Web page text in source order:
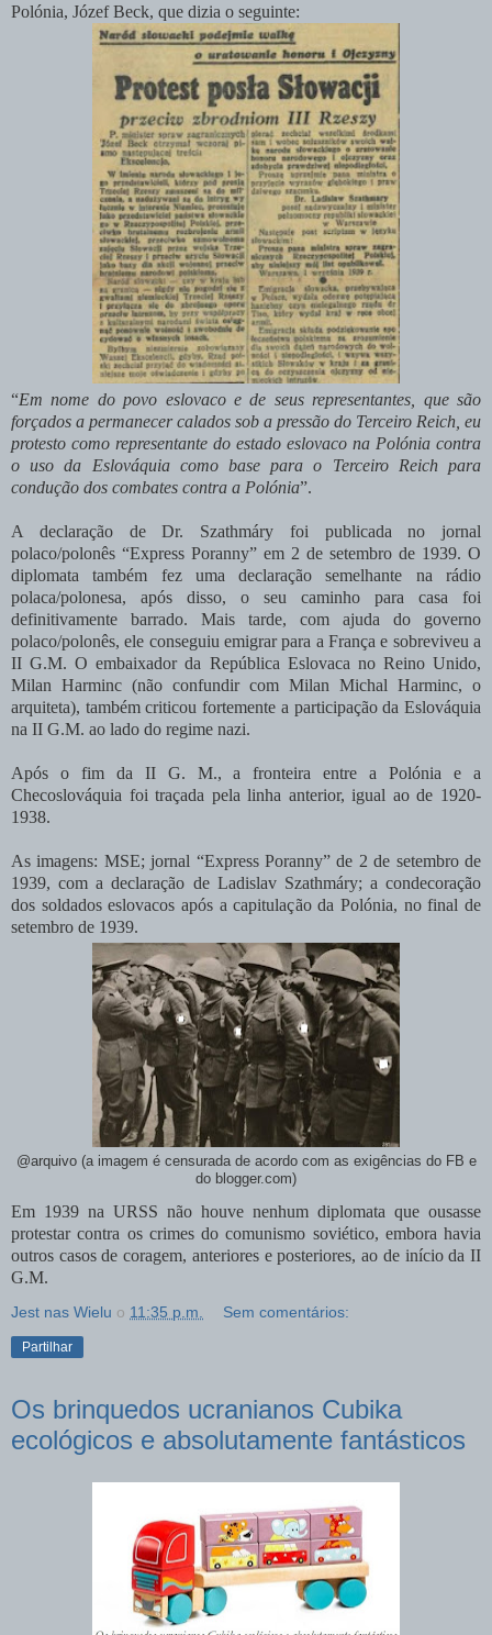
Polónia, Józef Beck, que dizia o seguinte:
“Em nome do povo eslovaco e de seus representantes, que são
forçados a permanecer calados sob a pressão do Terceiro Reich, eu
protesto como representante do estado eslovaco na Polónia contra
o uso da Eslováquia como base para o Terceiro Reich para
condução dos combates contra a Polónia”.
A declaração de Dr. Szathmáry foi publicada no jornal
polaco/polonês “Express Poranny” em 2 de setembro de 1939. O
diplomata também fez uma declaração semelhante na rádio
polaca/polonesa, após disso, o seu caminho para casa foi
definitivamente barrado. Mais tarde, com ajuda do governo
polaco/polonês, ele conseguiu emigrar para a França e sobreviveu a
II G.M. O embaixador da República Eslovaca no Reino Unido,
Milan Harminc (não confundir com Milan Michal Harminc, o
arquiteta), também criticou fortemente a participação da Eslováquia
na II G.M. ao lado do regime nazi.
Após o fim da II G. M., a fronteira entre a Polónia e a
Checoslováquia foi traçada pela linha anterior, igual ao de 1920-
1938.
As imagens: MSE; jornal “Express Poranny” de 2 de setembro de
1939, com a declaração de Ladislav Szathmáry; a condecoração
dos soldados eslovacos após a capitulação da Polónia, no final de
setembro de 1939.
@arquivo (a imagem é censurada de acordo com as exigências do FB e
do blogger.com)
Em 1939 na URSS não houve nenhum diplomata que ousasse
protestar contra os crimes do comunismo soviético, embora havia
outros casos de coragem, anteriores e posteriores, ao de início da II
G.M.
Jest nas Wielu о 11:35 p.m. Sem comentários:
Partilhar
Os brinquedos ucranianos Cubika
ecológicos e absolutamente fantásticos